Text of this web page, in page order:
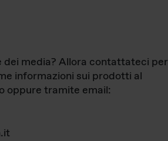
dei media? Allora contattateci per
informazioni sui prodotti al
oppure tramite email: